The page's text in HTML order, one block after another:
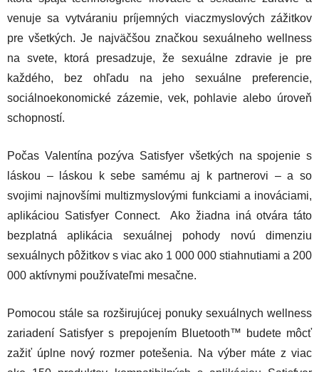
venuje sa vytváraniu príjemných viaczmyslových zážitkov
pre všetkých. Je najväčšou značkou sexuálneho wellness
na svete, ktorá presadzuje, že sexuálne zdravie je pre
každého, bez ohľadu na jeho sexuálne preferencie,
sociálnoekonomické zázemie, vek, pohlavie alebo úroveň
schopností.
Počas Valentína pozýva Satisfyer všetkých na spojenie s
láskou – láskou k sebe samému aj k partnerovi – a so
svojimi najnovšími multizmyslovými funkciami a inováciami,
aplikáciou Satisfyer Connect. Ako žiadna iná otvára táto
bezplatná aplikácia sexuálnej pohody novú dimenziu
sexuálnych pôžitkov s viac ako 1 000 000 stiahnutiami a 200
000 aktívnymi používateľmi mesačne.
Pomocou stále sa rozširujúcej ponuky sexuálnych wellness
zariadení Satisfyer s prepojením Bluetooth™ budete môcť
zažiť úplne nový rozmer potešenia. Na výber máte z viac